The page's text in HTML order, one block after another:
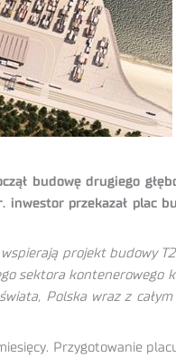
budowę drugiego
przekazał plac
wspierają projekt
sektora kontenerowego
Polska wraz z
Przygotowanie